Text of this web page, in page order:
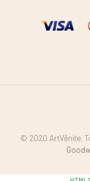
© 2020 ArtVênite.